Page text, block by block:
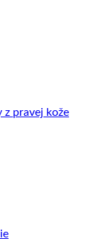
z pravej kože
Žiadne